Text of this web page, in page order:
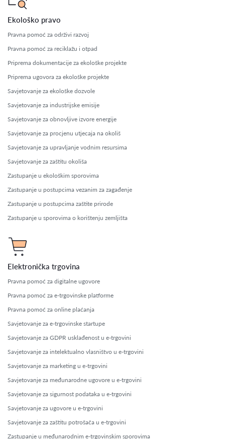
Ekološko pravo
Pravna pomoć za održivi razvoj
Pravna pomoć za reciklažu i otpad
Priprema dokumentacije za ekološke projekte
Priprema ugovora za ekološke projekte
Savjetovanje za ekološke dozvole
Savjetovanje za industrijske emisije
Savjetovanje za obnovljive izvore energije
Savjetovanje za procjenu utjecaja na okoliš
Savjetovanje za upravljanje vodnim resursima
Savjetovanje za zaštitu okoliša
Zastupanje u ekološkim sporovima
Zastupanje u postupcima vezanim za zagađenje
Zastupanje u postupcima zaštite prirode
Zastupanje u sporovima o korištenju zemljišta
Elektronička trgovina
Pravna pomoć za digitalne ugovore
Pravna pomoć za e-trgovinske platforme
Pravna pomoć za online plaćanja
Savjetovanje za e-trgovinske startupe
Savjetovanje za GDPR usklađenost u e-trgovini
Savjetovanje za intelektualno vlasništvo u e-trgovini
Savjetovanje za marketing u e-trgovini
Savjetovanje za međunarodne ugovore u e-trgovini
Savjetovanje za sigurnost podataka u e-trgovini
Savjetovanje za ugovore u e-trgovini
Savjetovanje za zaštitu potrošača u e-trgovini
Zastupanje u međunarodnim e-trgovinskim sporovima